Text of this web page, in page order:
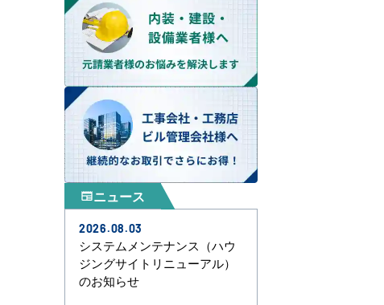
newspaperニュース
2026.08.03
システムメンテナンス（ハウ
ジングサイトリニューアル）
のお知らせ